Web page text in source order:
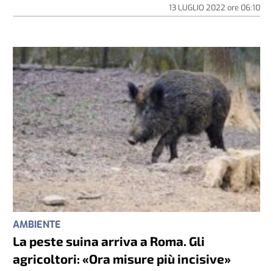
13 LUGLIO 2022 ore 06:10
AMBIENTE
La peste suina arriva a Roma. Gli
agricoltori: «Ora misure più incisive»